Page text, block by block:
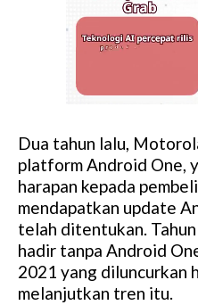
Dua tahun lalu,
platform Android One,
harapan kepada
mendapatkan update
telah ditentukan.
hadir tanpa Android
2021 yang diluncurkan
melanjutkan tren itu.